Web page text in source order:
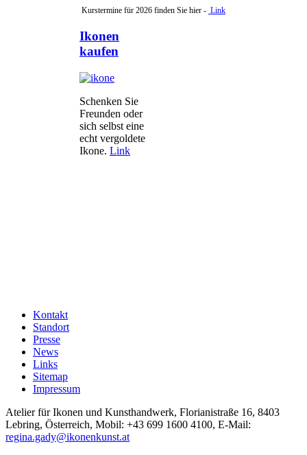
Kurstermine für 2026 finden Sie hier - Link
Ikonen
kaufen
Schenken Sie
Freunden oder
sich selbst eine
echt vergoldete
Ikone. Link
Kontakt
Standort
Presse
News
Links
Sitemap
Impressum
Atelier für Ikonen und Kunsthandwerk, Florianistraße 16, 8403
Lebring, Österreich, Mobil: +43 699 1600 4100, E-Mail:
regina.gady@ikonenkunst.at